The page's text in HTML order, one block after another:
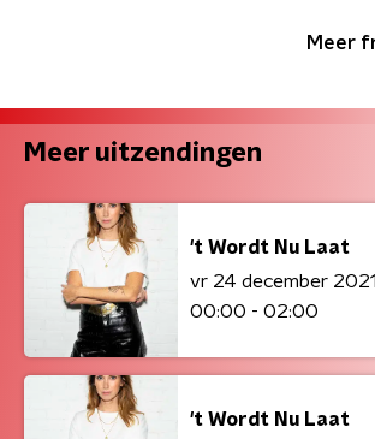
Meer
Meer uitzendingen
't Wordt Nu Laat
vr 24 december 2021
00:00 - 02:00
't Wordt Nu Laat